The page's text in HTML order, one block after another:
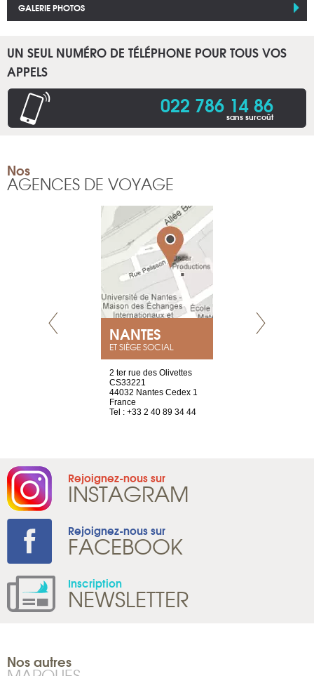
GALERIE PHOTOS
UN SEUL NUMÉRO DE TÉLÉPHONE POUR TOUS VOS
APPELS
022 786 14 86
sans surcoût
Nos
AGENCES DE VOYAGE
NANTES
ET SIÈGE SOCIAL
2 ter rue des Olivettes
CS33221
44032 Nantes Cedex 1
France
Tel : +33 2 40 89 34 44
Rejoignez-nous sur
INSTAGRAM
Rejoignez-nous sur
FACEBOOK
Inscription
NEWSLETTER
Nos autres